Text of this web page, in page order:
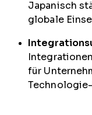
Japanisch
globale
für